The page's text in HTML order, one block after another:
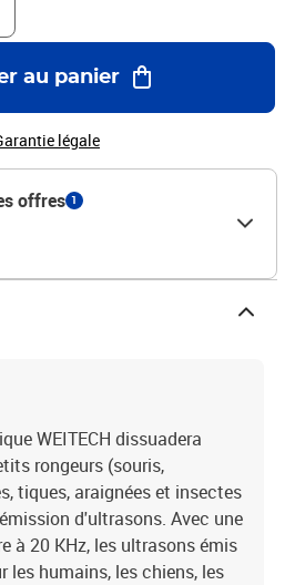
Efficacité visible après 72
chiens, les chats, les oiseaux et les
au panier
légale
offres 1
WEITECH dissuadera
rongeurs (souris,
tiques, araignées et insectes
d'ultrasons. Avec une
à 20 KHz, les ultrasons émis
les humains, les chiens, les